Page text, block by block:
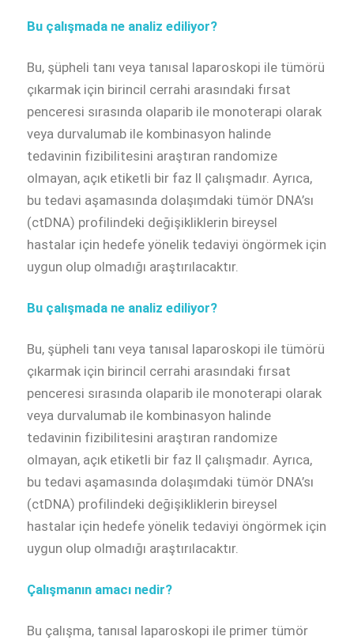
Bu çalışmada ne analiz ediliyor?
Bu, şüpheli tanı veya tanısal laparoskopi ile tümörü
çıkarmak için birincil cerrahi arasındaki fırsat
penceresi sırasında olaparib ile monoterapi olarak
veya durvalumab ile kombinasyon halinde
tedavinin fizibilitesini araştıran randomize
olmayan, açık etiketli bir faz II çalışmadır. Ayrıca,
bu tedavi aşamasında dolaşımdaki tümör DNA’sı
(ctDNA) profilindeki değişikliklerin bireysel
hastalar için hedefe yönelik tedaviyi öngörmek için
uygun olup olmadığı araştırılacaktır.
Bu çalışmada ne analiz ediliyor?
Bu, şüpheli tanı veya tanısal laparoskopi ile tümörü
çıkarmak için birincil cerrahi arasındaki fırsat
penceresi sırasında olaparib ile monoterapi olarak
veya durvalumab ile kombinasyon halinde
tedavinin fizibilitesini araştıran randomize
olmayan, açık etiketli bir faz II çalışmadır. Ayrıca,
bu tedavi aşamasında dolaşımdaki tümör DNA’sı
(ctDNA) profilindeki değişikliklerin bireysel
hastalar için hedefe yönelik tedaviyi öngörmek için
uygun olup olmadığı araştırılacaktır.
Çalışmanın amacı nedir?
Bu çalışma, tanısal laparoskopi ile primer tümör